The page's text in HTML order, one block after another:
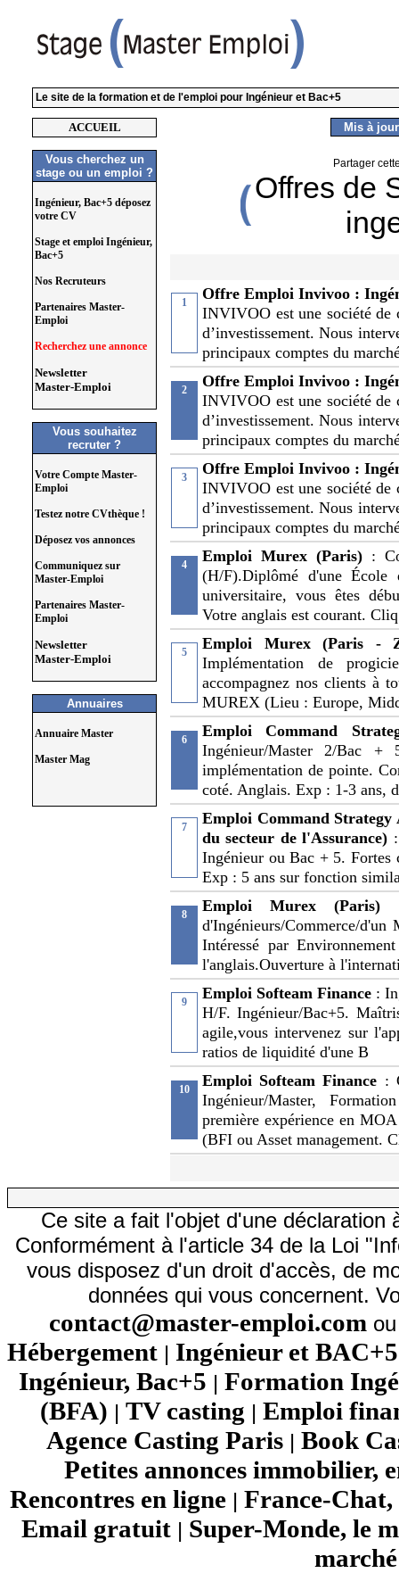
Le site de la formation et de l'emploi pour Ingénieur et Bac+5
ACCUEIL
Vous cherchez un
stage ou un emploi ?
Ingénieur, Bac+5 déposez
votre CV
Stage et emploi Ingénieur,
Bac+5
Nos Recruteurs
Partenaires Master-
Emploi
Recherchez une annonce
Newsletter
Master-Emploi
Vous souhaitez
recruter ?
Votre Compte Master-
Emploi
Testez notre CVthèque !
Déposez vos annonces
Communiquez sur
Master-Emploi
Partenaires Master-
Emploi
Newsletter
Master-Emploi
Annuaires
Annuaire Master
Master Mag
Mis à
Partager
Offres de
1
Offre Emploi Invivoo :
INVIVOO est une société de
d’investissement. Nous
principaux comptes du
2
Offre Emploi Invivoo :
INVIVOO est une société de
d’investissement. Nous
principaux comptes du
3
Offre Emploi Invivoo :
INVIVOO est une société de
d’investissement. Nous
principaux comptes du
4 Emploi Murex (Paris) :
(H/F).Diplômé d'une École
universitaire, vous êtes
Votre anglais est courant. Cliq
5
Emploi Murex (Paris -
Implémentation de
accompagnez nos clients à
MUREX (Lieu : Europe,
6
Emploi Command
Ingénieur/Master 2/Bac +
implémentation de pointe.
coté. Anglais. Exp : 1-3 ans,
7
Emploi Command Strategy
du secteur de l'Assurance)
Ingénieur ou Bac + 5. Fortes
Exp : 5 ans sur fonction
8 Emploi Murex (Paris)
d'Ingénieurs/Commerce/d'un
Intéressé par
l'anglais.Ouverture à
9 Emploi Softeam Finance :
H/F. Ingénieur/Bac+5.
agile,vous intervenez sur
ratios de liquidité d'une B
10 Emploi Softeam Finance :
Ingénieur/Master,
première expérience en
(BFI ou Asset management.
Ce site a fait l'objet d'une déclaration
Conformément à l'article 34 de la Loi
vous disposez d'un droit d'accès, de
données qui vous concernent.
contact@master-emploi.com
Hébergement | Ingénieur et
Ingénieur, Bac+5 | Formation
(BFA) | TV casting | Emploi
Agence Casting Paris | Book
Petites annonces immobilier,
Rencontres en ligne | France-Chat,
Email gratuit| Super-Monde, le